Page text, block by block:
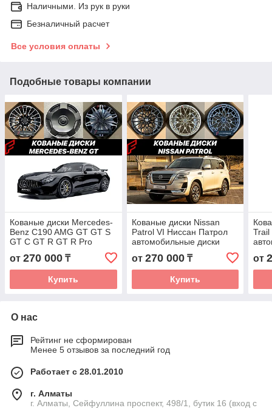
Наличными. Из рук в руки
Безналичный расчет
Все условия оплаты
Подобные товары компании
Кованые диски Mercedes-
Benz C190 AMG GT GT S
GT C GT R GT R Pro
колеса ковка диск
от 270 000 ₸
Купить
Кованые диски Nissan
Patrol VI Ниссан Патрол
автомобильные диски
от 270 000₸
Купить
Trail
от
О нас
Рейтинг не сформирован
Менее 5 отзывов за последний год
Работает с 28.01.2010
г. Алматы
г. Алматы, Сейфуллина проспект, 498/1, бутик 16 (вход с